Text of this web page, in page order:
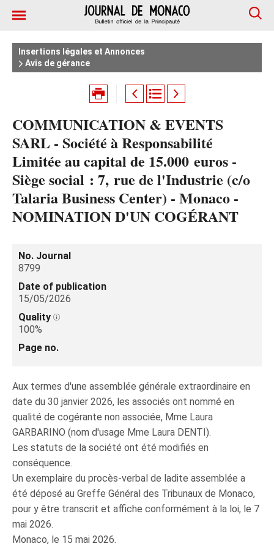
Insertions légales et Annonces
Avis de gérance
COMMUNICATION & EVENTS
SARL - Société à Responsabilité
Limitée au capital de 15.000 euros -
Siège social : 7, rue de l'Industrie (c/o
Talaria Business Center) - Monaco -
NOMINATION D'UN COGÉRANT
No. Journal
8799
Date of publication
15/05/2026
Quality
100%
Page no.
Aux termes d'une assemblée générale extraordinaire en
date du 30 janvier 2026, les associés ont nommé en
qualité de cogérante non associée, Mme Laura
GARBARINO (nom d'usage Mme Laura DENTI).
Les statuts de la société ont été modifiés en
conséquence.
Un exemplaire du procès-verbal de ladite assemblée a
été déposé au Greffe Général des Tribunaux de Monaco,
pour y être transcrit et affiche conformément à la loi, le 7
mai 2026.
Monaco, le 15 mai 2026.